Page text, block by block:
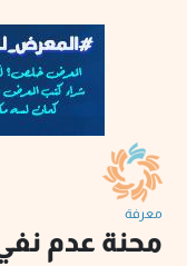
معرفة
محنة عدم